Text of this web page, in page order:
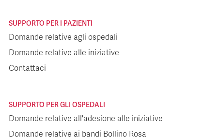
SUPPORTO PER I PAZIENTI
Domande relative agli ospedali
Domande relative alle iniziative
Contattaci
SUPPORTO PER GLI OSPEDALI
Domande relative all'adesione alle iniziative
Domande relative ai bandi Bollino Rosa